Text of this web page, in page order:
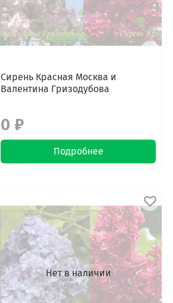
Сирень Красная Москва и
Валентина Гризодубова
0 ₽
Подробнее
Нет в наличии